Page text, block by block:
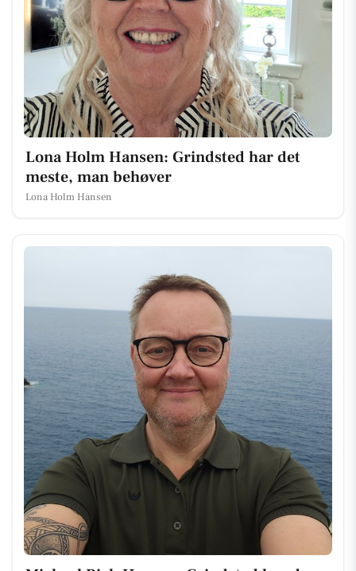
Lona Holm Hansen: Grindsted har det
meste, man behøver
Lona Holm Hansen